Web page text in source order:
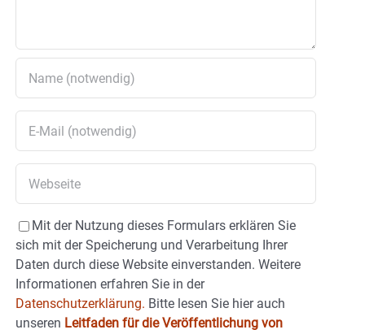
Mit der Nutzung dieses Formulars erklären Sie
sich mit der Speicherung und Verarbeitung Ihrer
Daten durch diese Website einverstanden. Weitere
Informationen erfahren Sie in der
Datenschutzerklärung. Bitte lesen Sie hier auch
unseren Leitfaden für die Veröffentlichung von